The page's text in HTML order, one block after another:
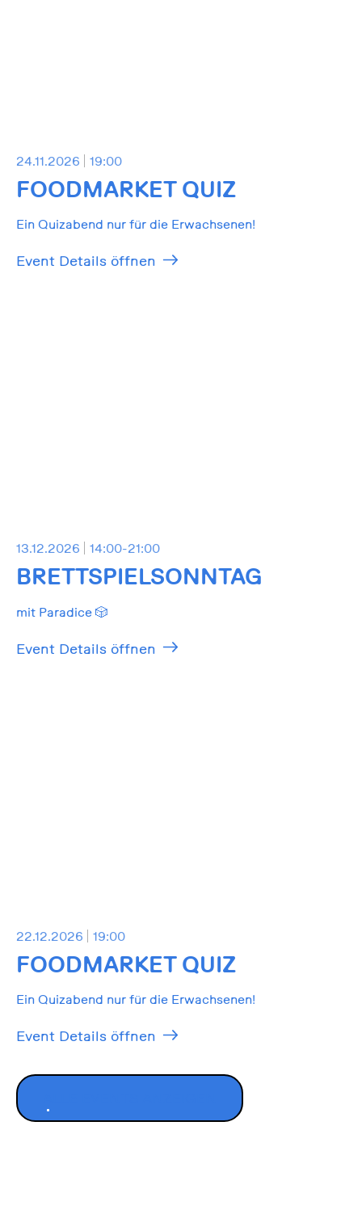
24.11.2026 19:00
FOODMARKET QUIZ
Ein Quizabend nur für die Erwachsenen!
Event Details öffnen
13.12.2026 14:00-21:00
BRETTSPIELSONNTAG
mit Paradice 🎲
Event Details öffnen
22.12.2026 19:00
FOODMARKET QUIZ
Ein Quizabend nur für die Erwachsenen!
Event Details öffnen